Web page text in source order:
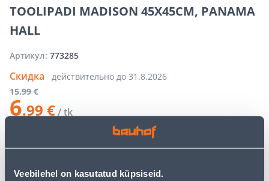
Veebilehel on kasutatud küpsiseid.
TOOLIPADI MADISON 45X45CM, PANAMA
HALL
Артикул: 773285
Скидка действительно до 31.8.2026
15.99 €
6.99 €/ tk
− + ДОБАВИТЬ В КОРЗИНУ